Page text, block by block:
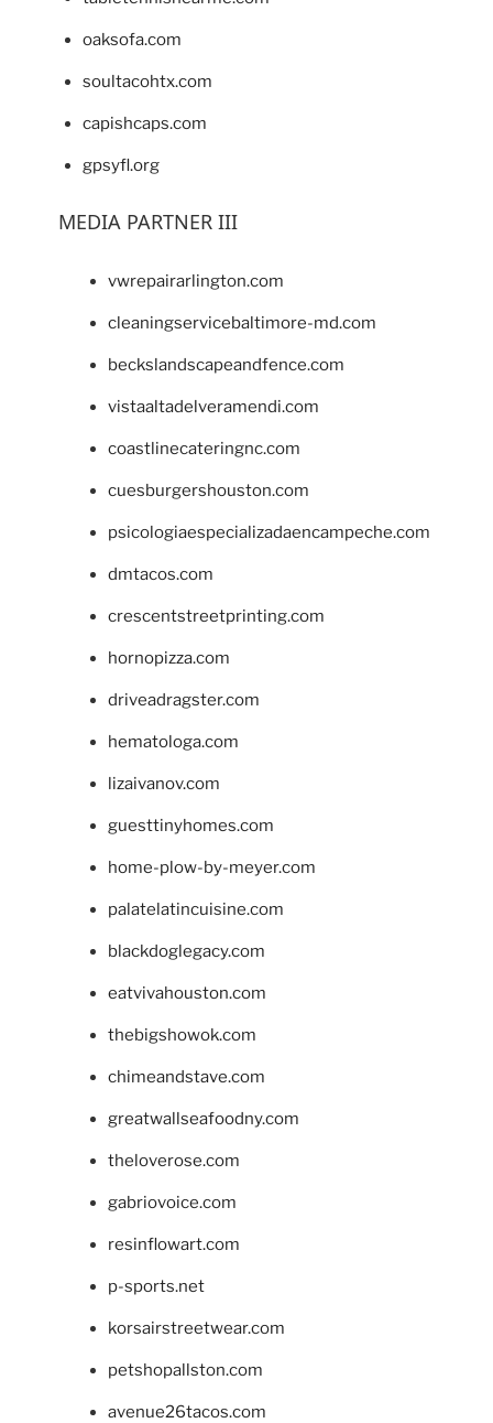
oaksofa.com
soultacohtx.com
capishcaps.com
gpsyfl.org
MEDIA PARTNER III
vwrepairarlington.com
cleaningservicebaltimore-md.com
beckslandscapeandfence.com
vistaaltadelveramendi.com
coastlinecateringnc.com
cuesburgershouston.com
psicologiaespecializadaencampeche.com
dmtacos.com
crescentstreetprinting.com
hornopizza.com
driveadragster.com
hematologa.com
lizaivanov.com
guesttinyhomes.com
home-plow-by-meyer.com
palatelatincuisine.com
blackdoglegacy.com
eatvivahouston.com
thebigshowok.com
chimeandstave.com
greatwallseafoodny.com
theloverose.com
gabriovoice.com
resinflowart.com
p-sports.net
korsairstreetwear.com
petshopallston.com
avenue26tacos.com